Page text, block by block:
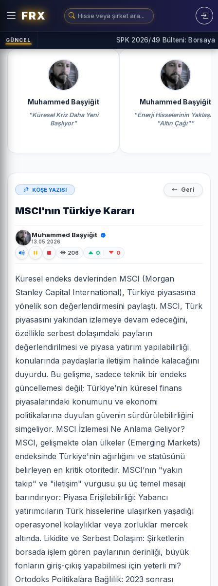
FRX
GÜNCEL SPK 2026/49 Bülteni: Borsaya 4
Muhammed Başyiğit
"Küresel Kriz Daha Yeni
Başlıyor"
Muhammed Başyiğit
"Enerji Hisselerinin Yaklaşan
"Altın Çağı""
KÖŞE YAZISI Geri
MSCI'nın Türkiye Kararı
Muhammed Başyiğit
13.05.2026
206 0 0
Küresel endeks devlerinden MSCI (Morgan
Stanley Capital International), Türkiye piyasasına
yönelik son değerlendirmesini paylaştı. MSCI, Türk
piyasasını yakından izlemeye devam edeceğini,
özellikle serbest dolaşımdaki payların
değerlendirilmesi ve piyasa yatırım yapılabilirliği
konularında paydaşlarla iletişim halinde kalacağını
duyurdu. Bu gelişme, sadece teknik bir endeks
güncellemesi değil; Türkiye’nin küresel finans
piyasalarındaki konumunu ve ekonomi
politikalarına duyulan güvenin sürdürülebilirliğini
simgeliyor. MSCI İzlemesi Ne Anlama Geliyor?
MSCI, gelişmekte olan ülkeler (Emerging Markets)
endeksinde Türkiye'nin ağırlığını ve statüsünü
belirleyen en kritik otoritedir. MSCI’nın "yakın
takip" ve "iletişim" vurgusu şu üç temel mesajı
barındırıyor: Piyasa Erişilebilirliği: Yabancı
yatırımcıların Türk hisselerine ulaşırken yaşadığı
operasyonel kolaylıklar veya zorluklar mercek
altında. Likidite ve Serbest Dolaşım: Şirketlerin
borsada işlem gören paylarının derinliği, büyük
fonların giriş-çıkış yapabilmesi için yeterli mi?
Ortodoks Politikalara Bağlılık: 2023 sonrası